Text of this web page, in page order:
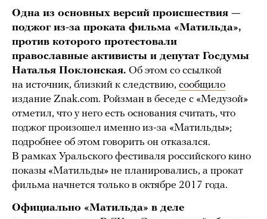
Одна из основных версий происшествия —
поджог из-за проката фильма «Матильда»,
против которого протестовали
православные активисты и депутат Госдумы
Наталья Поклонская. Об этом со ссылкой
на источник, близкий к следствию, сообщило
издание Znak.com. Ройзман в беседе с «Медузой»
отметил, что у него есть основания считать, что
поджог произошел именно из-за «Матильды»;
подробнее об этом говорить он отказался.
В рамках Уральского фестиваля российского кино
показы «Матильды» не планировались, а прокат
фильма начнется только в октябре 2017 года.
Официально «Матильда» в деле